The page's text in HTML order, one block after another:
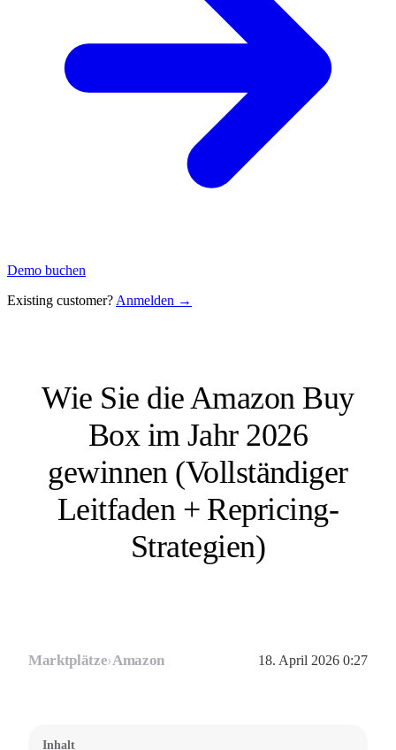
Demo buchen
Existing customer? Anmelden →
Wie Sie die Amazon Buy
Box im Jahr 2026
gewinnen (Vollständiger
Leitfaden + Repricing-
Strategien)
Marktplätze›Amazon 18. April 2026 0:27
Inhalt